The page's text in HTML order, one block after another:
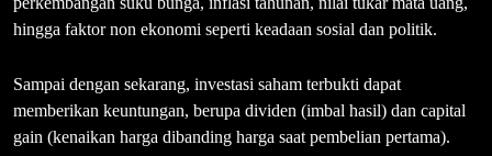
hingga faktor non ekonomi seperti keadaan sosial dan politik.
Sampai dengan sekarang, investasi saham terbukti dapat
memberikan keuntungan, berupa dividen (imbal hasil) dan capital
gain (kenaikan harga dibanding harga saat pembelian pertama).